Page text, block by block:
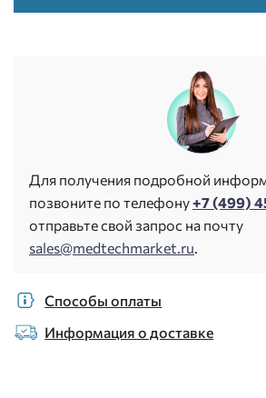
Для получения подробной
позвоните по телефону+7 (499)
отправьте свой запрос на почту
sales@medtechmarket.ru.
Способы оплаты
Информация о доставке